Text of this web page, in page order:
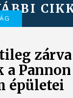
zárva
a Pannon
épületei